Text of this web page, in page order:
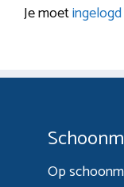
Je moet
Op